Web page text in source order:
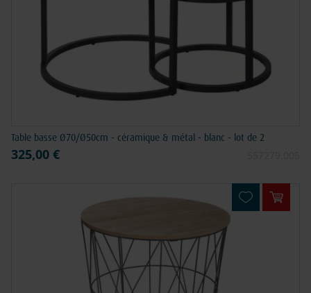
Table basse Ø70/Ø50cm - céramique & métal - blanc - lot de 2
325,00 €